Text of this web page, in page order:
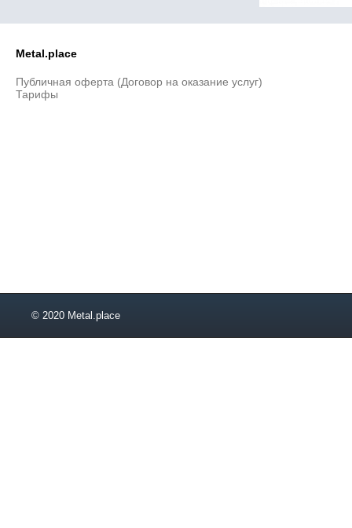
Metal.place
Публичная оферта (Договор на оказание услуг)
Тарифы
© 2020 Metal.place